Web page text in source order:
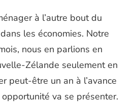
à l’autre bout du
les économies. Notre
nous en parlions en
Zélande seulement en
peut-être un an à l’avance
va se présenter.